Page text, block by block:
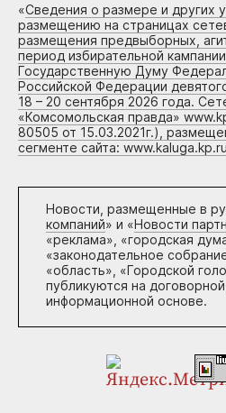
«Сведения о размере и других
размещению на страницах
размещения предвыборных,
период избирательной
Государственную Думу
Российской Федерации
18 – 20 сентября 2026 года.
«Комсомольская правда»
80505 от 15.03.2021г.),
сегменте сайта: www.kaluga.kp.ru
Новости, размещенные в
компаний» и «Новости
«реклама», «городская
«законодательное
«область», «Городской
публикуются на
информационной основе.